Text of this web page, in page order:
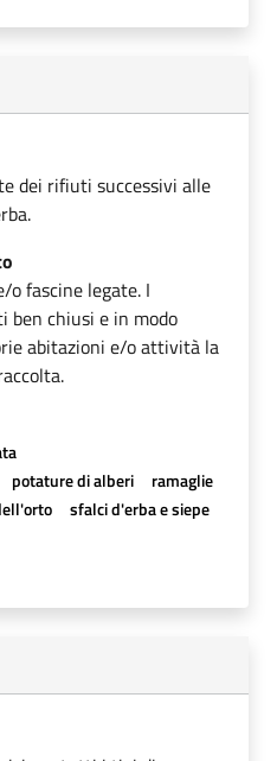
dei rifiuti successivi alle
o fascine legate. I
ben chiusi e in modo
abitazioni e/o attività la
potature di alberi
ramaglie
sfalci d'erba e siepe